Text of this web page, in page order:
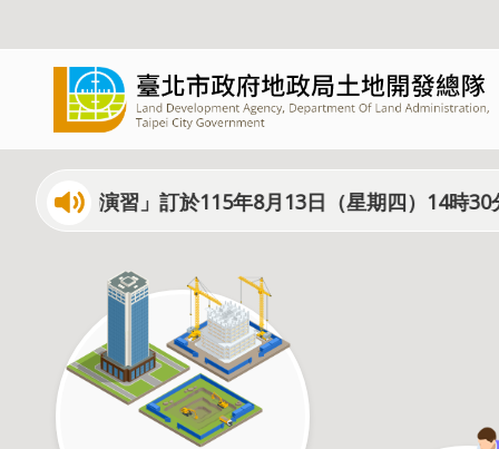
空)演習」訂於115年8月13日（星期四）14時30分至